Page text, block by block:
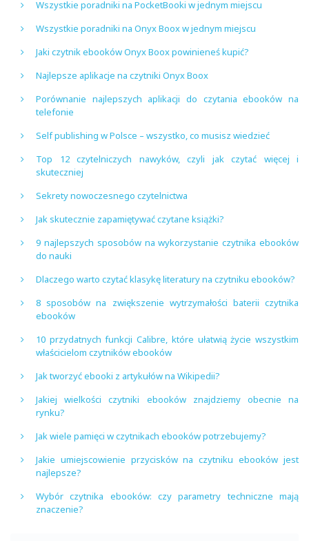
Wszystkie poradniki na PocketBooki w jednym miejscu
Wszystkie poradniki na Onyx Boox w jednym miejscu
Jaki czytnik ebooków Onyx Boox powinieneś kupić?
Najlepsze aplikacje na czytniki Onyx Boox
Porównanie najlepszych aplikacji do czytania ebooków na
telefonie
Self publishing w Polsce – wszystko, co musisz wiedzieć
Top 12 czytelniczych nawyków, czyli jak czytać więcej i
skuteczniej
Sekrety nowoczesnego czytelnictwa
Jak skutecznie zapamiętywać czytane książki?
9 najlepszych sposobów na wykorzystanie czytnika ebooków
do nauki
Dlaczego warto czytać klasykę literatury na czytniku ebooków?
8 sposobów na zwiększenie wytrzymałości baterii czytnika
ebooków
10 przydatnych funkcji Calibre, które ułatwią życie wszystkim
właścicielom czytników ebooków
Jak tworzyć ebooki z artykułów na Wikipedii?
Jakiej wielkości czytniki ebooków znajdziemy obecnie na
rynku?
Jak wiele pamięci w czytnikach ebooków potrzebujemy?
Jakie umiejscowienie przycisków na czytniku ebooków jest
najlepsze?
Wybór czytnika ebooków: czy parametry techniczne mają
znaczenie?